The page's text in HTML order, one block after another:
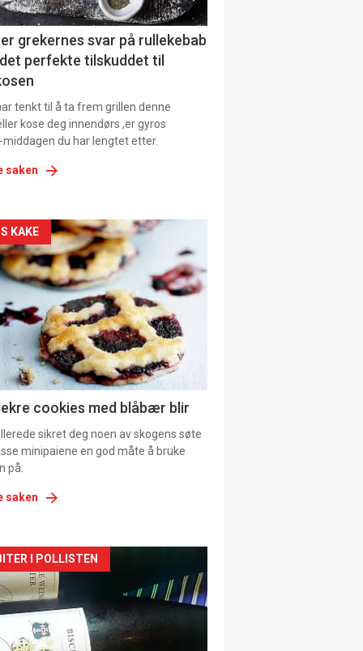
grekernes svar på rullekebab
perfekte tilskuddet til
tenkt til å ta frem grillen denne
kose deg innendørs ,er gyros
du har lengtet etter.
saken
KAKE
cookies med blåbær blir
sikret deg noen av skogens søte
minipaiene en god måte å bruke
på.
saken
I POLLISTEN